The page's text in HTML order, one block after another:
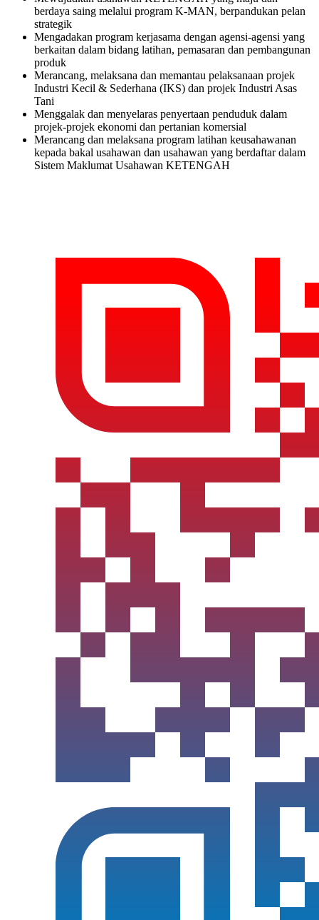
berdaya saing melalui program K-MAN, berpandukan pelan
strategik
Mengadakan program kerjasama dengan agensi-agensi yang
berkaitan dalam bidang latihan, pemasaran dan pembangunan
produk
Merancang, melaksana dan memantau pelaksanaan projek
Industri Kecil & Sederhana (IKS) dan projek Industri Asas
Tani
Menggalak dan menyelaras penyertaan penduduk dalam
projek-projek ekonomi dan pertanian komersial
Merancang dan melaksana program latihan keusahawanan
kepada bakal usahawan dan usahawan yang berdaftar dalam
Sistem Maklumat Usahawan KETENGAH